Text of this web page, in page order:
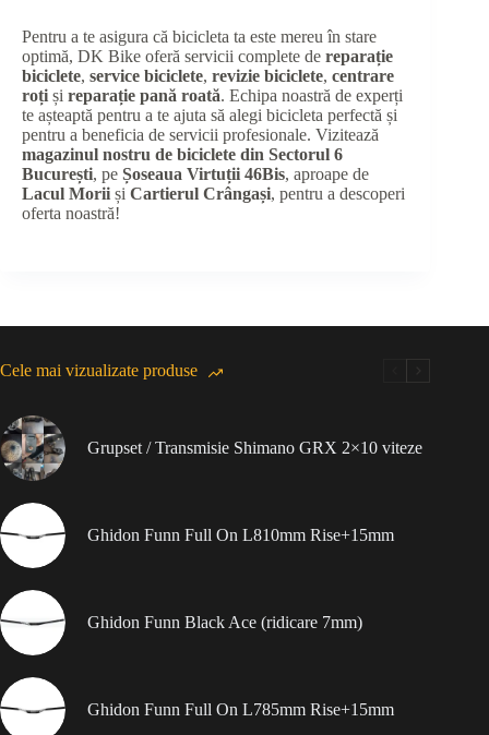
Pentru a te asigura că bicicleta ta este mereu în stare
optimă, DK Bike oferă servicii complete de reparație
biciclete, service biciclete, revizie biciclete, centrare
roți și reparație pană roată. Echipa noastră de experți
te așteaptă pentru a te ajuta să alegi bicicleta perfectă și
pentru a beneficia de servicii profesionale. Vizitează
magazinul nostru de biciclete din Sectorul 6
București, pe Șoseaua Virtuții 46Bis, aproape de
Lacul Morii și Cartierul Crângași, pentru a descoperi
oferta noastră!
Cele mai vizualizate produse
Grupset / Transmisie Shimano GRX 2×10 viteze
Ghidon Funn Full On L810mm Rise+15mm
Ghidon Funn Black Ace (ridicare 7mm)
Ghidon Funn Full On L785mm Rise+15mm